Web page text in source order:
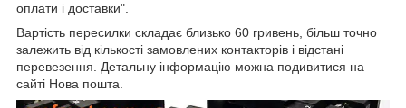
оплати і доставки".
Вартість пересилки складає близько 60 гривень, більш точно
залежить від кількості замовлених контакторів і відстані
перевезення. Детальну інформацію можна подивитися на
сайті Нова пошта.